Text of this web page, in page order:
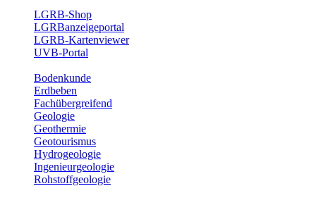
LGRB-Shop
LGRBanzeigeportal
LGRB-Kartenviewer
UVB-Portal
Bodenkunde
Erdbeben
Fachübergreifend
Geologie
Geothermie
Geotourismus
Hydrogeologie
Ingenieurgeologie
Rohstoffgeologie